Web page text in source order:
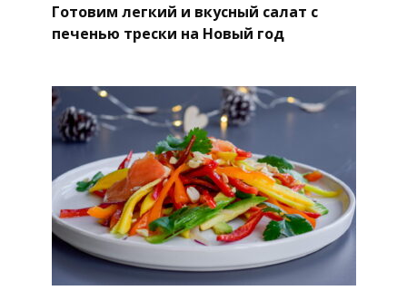
Готовим легкий и вкусный салат с
печенью трески на Новый год